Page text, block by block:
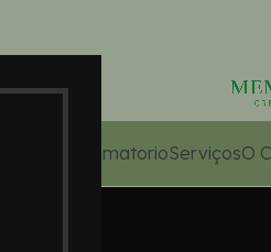
Home – CrematorioServiçosO